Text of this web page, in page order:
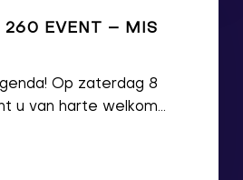
260 EVENT – MIS
Op zaterdag 8
u van harte welkom…